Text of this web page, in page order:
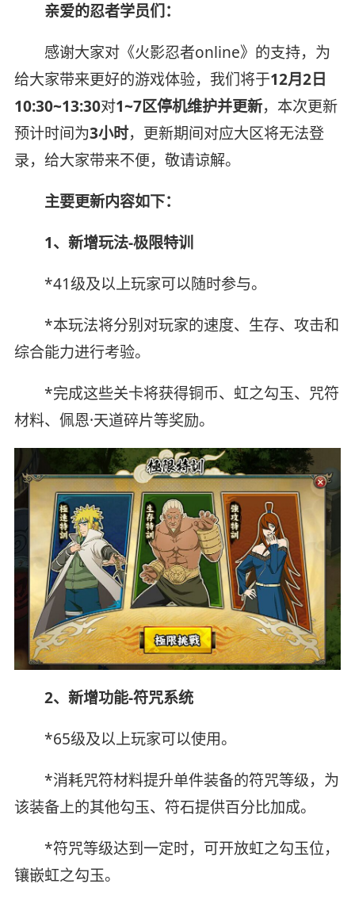
亲爱的忍者学员们：
感谢大家对《火影忍者online》的支持，为
给大家带来更好的游戏体验，我们将于12月2日
10:30~13:30对1~7区停机维护并更新，本次更新
预计时间为3小时，更新期间对应大区将无法登
录，给大家带来不便，敬请谅解。
主要更新内容如下：
1、新增玩法-极限特训
*41级及以上玩家可以随时参与。
*本玩法将分别对玩家的速度、生存、攻击和
综合能力进行考验。
*完成这些关卡将获得铜币、虹之勾玉、咒符
材料、佩恩·天道碎片等奖励。
2、新增功能-符咒系统
*65级及以上玩家可以使用。
*消耗咒符材料提升单件装备的符咒等级，为
该装备上的其他勾玉、符石提供百分比加成。
*符咒等级达到一定时，可开放虹之勾玉位，
镶嵌虹之勾玉。